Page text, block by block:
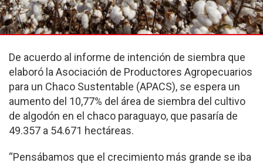
De acuerdo al informe de intención de siembra que
elaboró la Asociación de Productores Agropecuarios
para un Chaco Sustentable (APACS), se espera un
aumento del 10,77% del área de siembra del cultivo
de algodón en el chaco paraguayo, que pasaría de
49.357 a 54.671 hectáreas.
“Pensábamos que el crecimiento más grande se iba